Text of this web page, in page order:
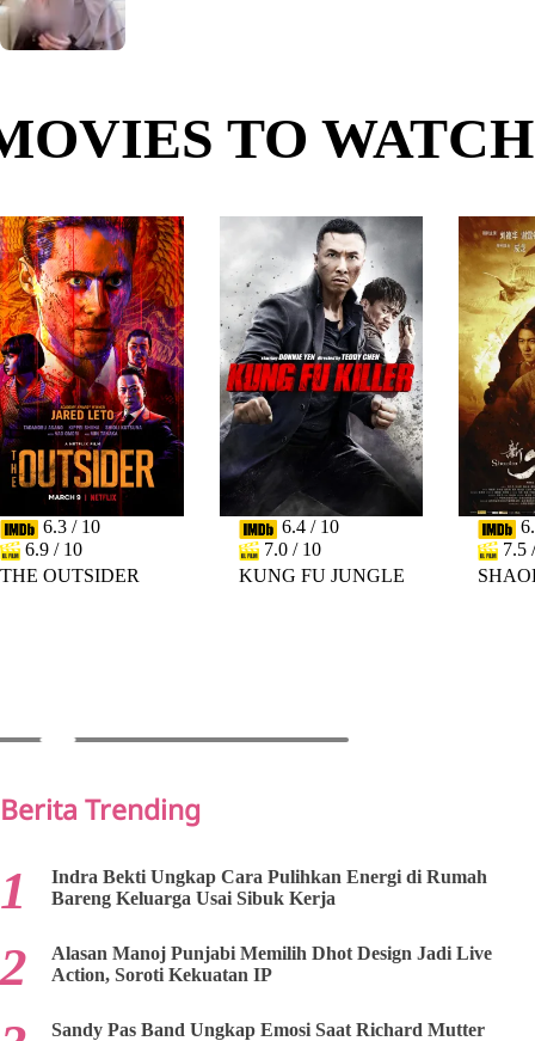
TO WATCH
6.3 / 10
6.9 / 10
THE OUTSIDER
6.4 / 10
7.0 / 10
KUNG FU JUNGLE
7.5
Berita Trending
Indra Bekti Ungkap Cara Pulihkan Energi di Rumah
Bareng Keluarga Usai Sibuk Kerja
Alasan Manoj Punjabi Memilih Dhot Design Jadi Live
Action, Soroti Kekuatan IP
Sandy Pas Band Ungkap Emosi Saat Richard Mutter